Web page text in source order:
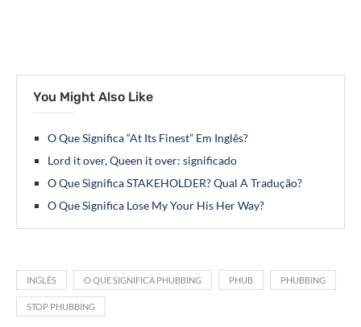
You Might Also Like
O Que Significa “At Its Finest” Em Inglês?
Lord it over, Queen it over: significado
O Que Significa STAKEHOLDER? Qual A Tradução?
O Que Significa Lose My Your His Her Way?
INGLÊS O QUE SIGNIFICA PHUBBING PHUB PHUBBING
STOP PHUBBING